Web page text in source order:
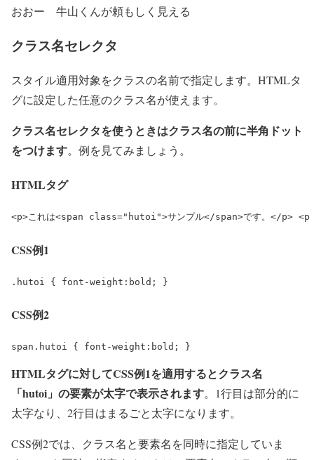
おおー 牛山くんが頼もしく見える
クラス名セレクタ
スタイル適用対象をクラスの名前で指定します。HTMLタ
グに設定した任意のクラス名が使えます。
クラス名セレクタを使うときはクラス名の前に半角ドット
をつけます。例を見てみましょう。
HTMLタグ
<p>これは<span class="hutoi">サンプル</span>です。 </p>
CSS例1
.hutoi { font-weight:bold; }
CSS例2
span.hutoi { font-weight:bold; }
HTMLタグに対してCSS例1を適用するとクラス名
「hutoi 」の要素が太字で表示されます。1行目は部分的に
太字なり、2行目はまるごと太字になります。
CSS例2では、クラス名と要素名を同時に指定していま